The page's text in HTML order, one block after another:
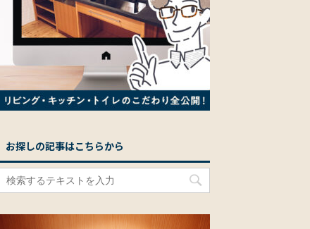
お探しの記事はこちらから